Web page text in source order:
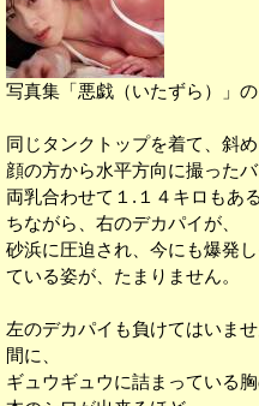
写真集「悪戯（いたずら）」
同じタンクトップを着て、斜
顔の方から水平方向に撮ったバ
両乳合わせて１.１４キロもあ
ちながら、右のデカパイが、
砂浜に圧迫され、今にも爆発
ている姿が、たまりません。
左のデカパイも負けてはいま
間に、
ギュウギュウに詰まっている